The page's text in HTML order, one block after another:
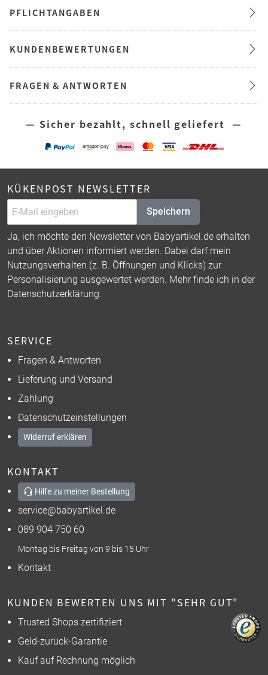
PFLICHTANGABEN
KUNDENBEWERTUNGEN
FRAGEN & ANTWORTEN
— Sicher bezahlt, schnell geliefert —
KÜKENPOST NEWSLETTER
Speichern
Ja, ich möchte den Newsletter von Babyartikel.de erhalten
und über Aktionen informiert werden. Dabei darf mein
Nutzungsverhalten (z. B. Öffnungen und Klicks) zur
Personalisierung ausgewertet werden. Mehr finde ich in der
Datenschutzerklärung.
SERVICE
Fragen & Antworten
Lieferung und Versand
Zahlung
Datenschutzeinstellungen
Widerruf erklären
KONTAKT
Hilfe zu meiner Bestellung
service@babyartikel.de
089 904 750 60
Montag bis Freitag von 9 bis 15 Uhr
Kontakt
KUNDEN BEWERTEN UNS MIT "SEHR GUT"
Trusted Shops zertifiziert
Geld-zurück-Garantie
Kauf auf Rechnung möglich